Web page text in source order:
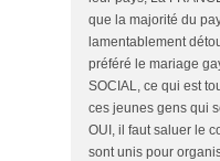
que la majorité du
lamentablement
préféré le mariage
SOCIAL, ce qui est
ces jeunes gens qui
OUI, il faut saluer le
sont unis pour